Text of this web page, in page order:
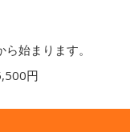
始まります。
円